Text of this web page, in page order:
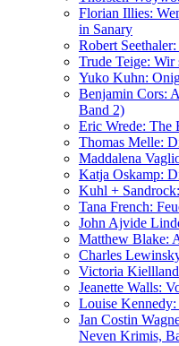
Florian Illies:
in Sanary
Robert
Trude Teige: Wir
Yuko Kuhn:
Benjamin Cors:
Band 2)
Eric Wrede: The
Thomas Melle:
Maddalena
Katja Oskamp:
Kuhl +
Tana French:
John Ajvide
Matthew Blake:
Charles
Victoria
Jeanette Walls:
Louise
Jan Costin
Neven Krimis,